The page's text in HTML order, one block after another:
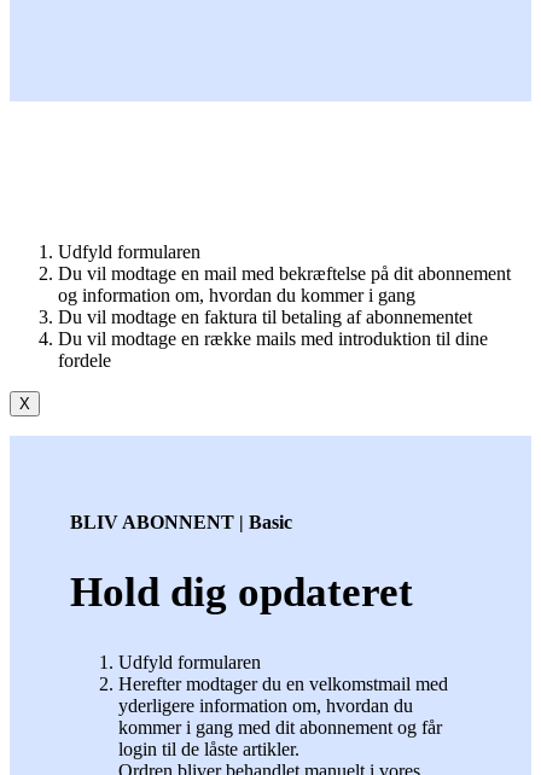
Udfyld formularen
Du vil modtage en mail med bekræftelse på dit abonnement
og information om, hvordan du kommer i gang
Du vil modtage en faktura til betaling af abonnementet
Du vil modtage en række mails med introduktion til dine
fordele
X
BLIV ABONNENT | Basic
Hold dig opdateret
Udfyld formularen
Herefter modtager du en velkomstmail med
yderligere information om, hvordan du
kommer i gang med dit abonnement og får
login til de låste artikler.